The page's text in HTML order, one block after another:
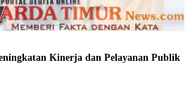
Kinerja dan Pelayanan Publik